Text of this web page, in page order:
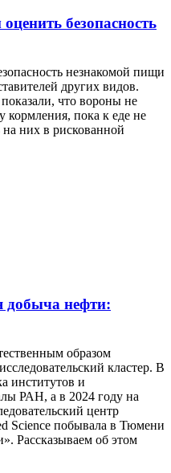
безопасность
незнакомой пищи
других видов.
что вороны не
кормления, пока к еде не
них в рискованной
добыча нефти:
образом
кластер. В
институтов и
РАН, а в 2024 году на
центр
Science побывала в Тюмени
Рассказываем об этом